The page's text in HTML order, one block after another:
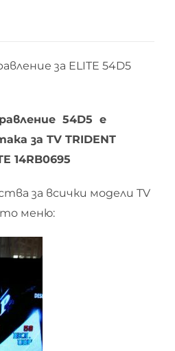
за ELITE 54D5
54D5 е
за TV TRIDENT
14RB0695
за всички модели TV
меню: